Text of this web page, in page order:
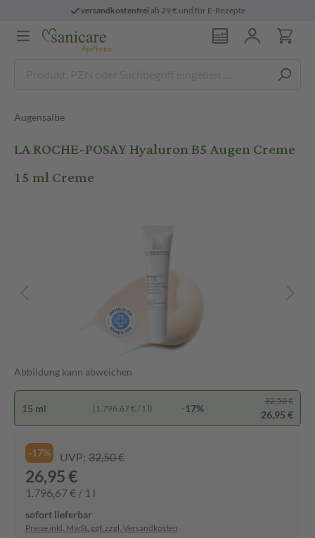
versandkostenfreiab 29 € und für E-Rezepte
Augensalbe
LA ROCHE-POSAY Hyaluron B5 Augen Creme
15 ml Creme
Abbildung kann abweichen
15 ml (1.796,67 € / 1 l) -17%
32,50 €
26,95 €
-17% UVP: 32,50 €
26,95 €
1.796,67 € / 1 l
sofort lieferbar
Preise inkl. MwSt. ggf. zzgl. Versandkosten